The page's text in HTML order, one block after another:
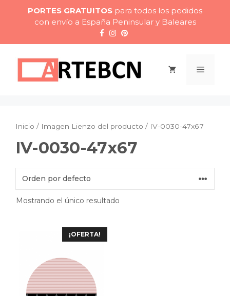
contenido
PORTES GRATUITOS para todos los pedidos
con envío a España Peninsular y Baleares
Menú
Inicio / Imagen Lienzo del producto / IV-0030-47x67
IV-0030-47x67
Mostrando el único resultado
¡OFERTA!